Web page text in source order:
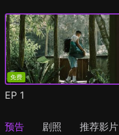
免费
EP 1
预告 剧照 推荐影片